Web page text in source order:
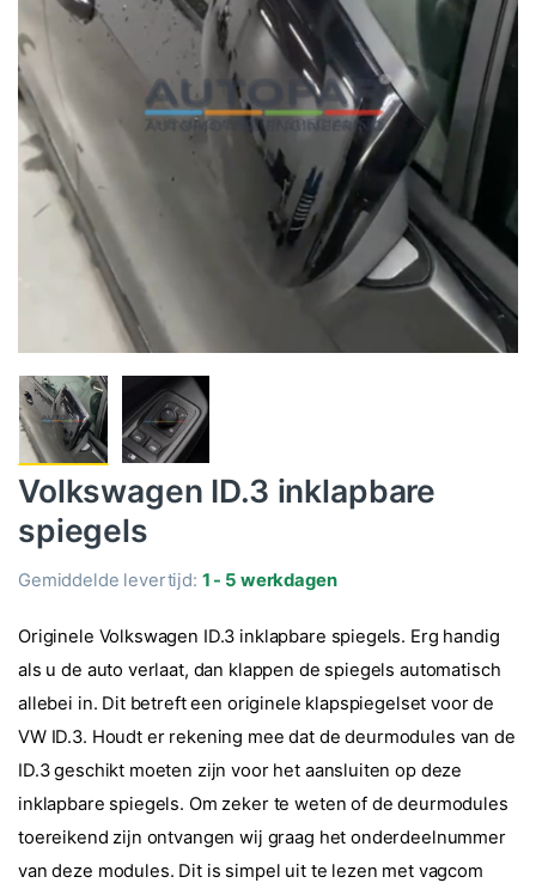
Volkswagen ID.3 inklapbare
spiegels
Gemiddelde levertijd: 1 - 5 werkdagen
Originele Volkswagen ID.3 inklapbare spiegels. Erg handig
als u de auto verlaat, dan klappen de spiegels automatisch
allebei in. Dit betreft een originele klapspiegelset voor de
VW ID.3. Houdt er rekening mee dat de deurmodules van de
ID.3 geschikt moeten zijn voor het aansluiten op deze
inklapbare spiegels. Om zeker te weten of de deurmodules
toereikend zijn ontvangen wij graag het onderdeelnummer
van deze modules. Dit is simpel uit te lezen met vagcom